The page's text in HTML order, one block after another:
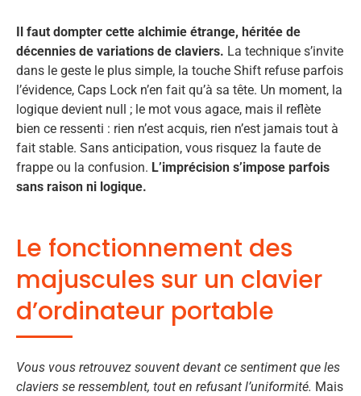
Il faut dompter cette alchimie étrange, héritée de
décennies de variations de claviers. La technique s’invite
dans le geste le plus simple, la touche Shift refuse parfois
l’évidence, Caps Lock n’en fait qu’à sa tête. Un moment, la
logique devient null ; le mot vous agace, mais il reflète
bien ce ressenti : rien n’est acquis, rien n’est jamais tout à
fait stable. Sans anticipation, vous risquez la faute de
frappe ou la confusion. L’imprécision s’impose parfois
sans raison ni logique.
Le fonctionnement des
majuscules sur un clavier
d’ordinateur portable
Vous vous retrouvez souvent devant ce sentiment que les
claviers se ressemblent, tout en refusant l’uniformité. Mais